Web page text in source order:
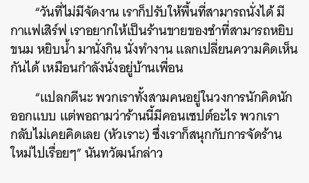
“วันที่ไม่มีจัดงาน เราก็ปรับให้พื้นที่สามารถนั่งได้ มี
กาแฟเสิร์ฟ เราอยากให้เป็นร้านขายของชำที่สามารถหยิบ
ขนม หยิบน้ำ มานั่งกิน นั่งทำงาน แลกเปลี่ยนความคิดเห็น
กันได้ เหมือนกำลังนั่งอยู่บ้านเพื่อน
“แปลกดีนะ พวกเราทั้งสามคนอยู่ในวงการนักคิดนัก
ออกแบบ แต่พอถามว่าร้านนี้มีคอนเซปต์อะไร พวกเรา
กลับไม่เคยคิดเลย (หัวเราะ) ซึ่งเราก็สนุกกับการจัดร้าน
ใหม่ไปเรื่อยๆ” นันทวัฒน์กล่าว